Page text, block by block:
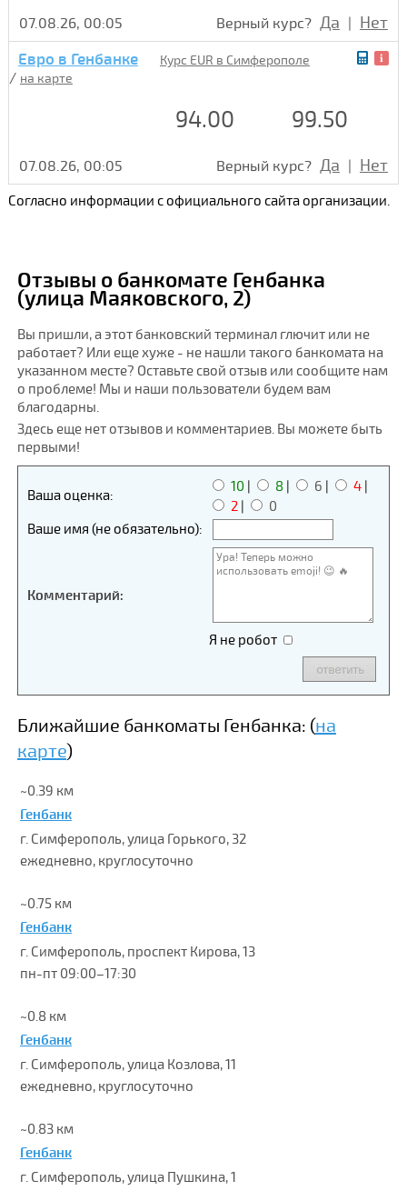
07.08.26, 00:05 Верный курс? Да | Нет
Евро в Генбанке Курс EUR в Симферополе
/ на карте
94.00 99.50
07.08.26, 00:05 Верный курс? Да | Нет
Согласно информации с официального сайта организации.
Отзывы о банкомате Генбанка
(улица Маяковского, 2)
Вы пришли, а этот банковский терминал глючит или не
работает? Или еще хуже - не нашли такого банкомата на
указанном месте? Оставьте свой отзыв или сообщите нам
о проблеме! Мы и наши пользователи будем вам
благодарны.
Здесь еще нет отзывов и комментариев. Вы можете быть
первыми!
Ваша оценка:
10 | 8 | 6 | 4|
2|
0
Ваше имя (не обязательно):
Комментарий:
Я не робот
Ближайшие банкоматы Генбанка: (на
карте)
~0.39 км
Генбанк
г. Симферополь, улица Горького, 32
ежедневно, круглосуточно
~0.75 км
Генбанк
г. Симферополь, проспект Кирова, 13
пн-пт 09:00–17:30
~0.8 км
Генбанк
г. Симферополь, улица Козлова, 11
ежедневно, круглосуточно
~0.83 км
Генбанк
г. Симферополь, улица Пушкина, 1